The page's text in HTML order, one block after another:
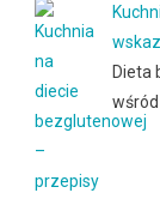
Dieta
wśród